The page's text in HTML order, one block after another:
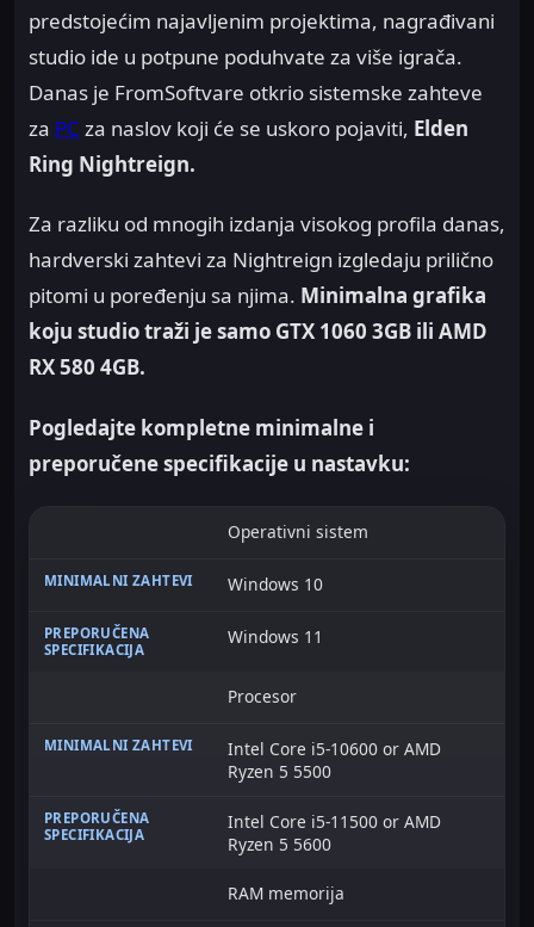
predstojećim najavljenim projektima, nagrađivani
studio ide u potpune poduhvate za više igrača.
Danas je FromSoftvare otkrio sistemske zahteve
za PC za naslov koji će se uskoro pojaviti, Elden
Ring Nightreign.
Za razliku od mnogih izdanja visokog profila danas,
hardverski zahtevi za Nightreign izgledaju prilično
pitomi u poređenju sa njima. Minimalna grafika
koju studio traži je samo GTX 1060 3GB ili AMD
RX 580 4GB.
Pogledajte kompletne minimalne i
preporučene specifikacije u nastavku:
Operativni sistem
Windows 10
Windows 11
Procesor
Intel Core i5-10600 or AMD
Ryzen 5 5500
Intel Core i5-11500 or AMD
Ryzen 5 5600
RAM memorija